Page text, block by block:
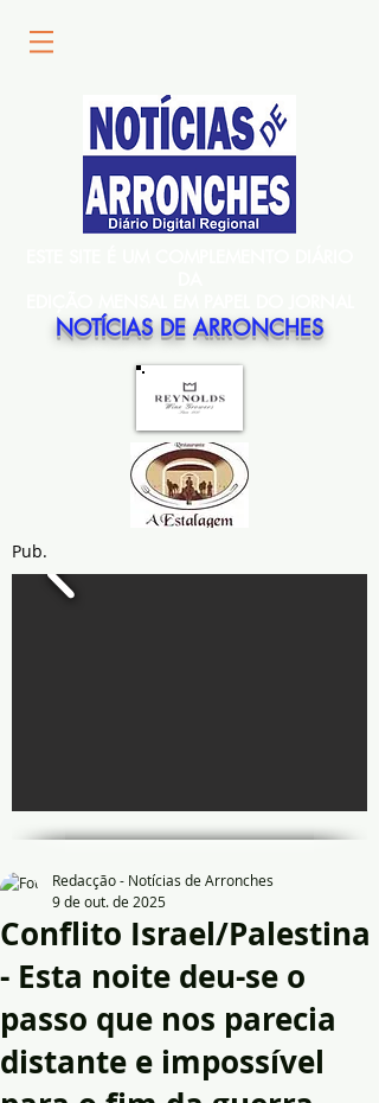
NOTÍCIAS DE ARRONCHES
Pub.
Conflito Israel/Palestina
- Esta noite deu-se o
passo que nos parecia
distante e impossível
Redacção - Notícias de Arronches
9 de out. de 2025